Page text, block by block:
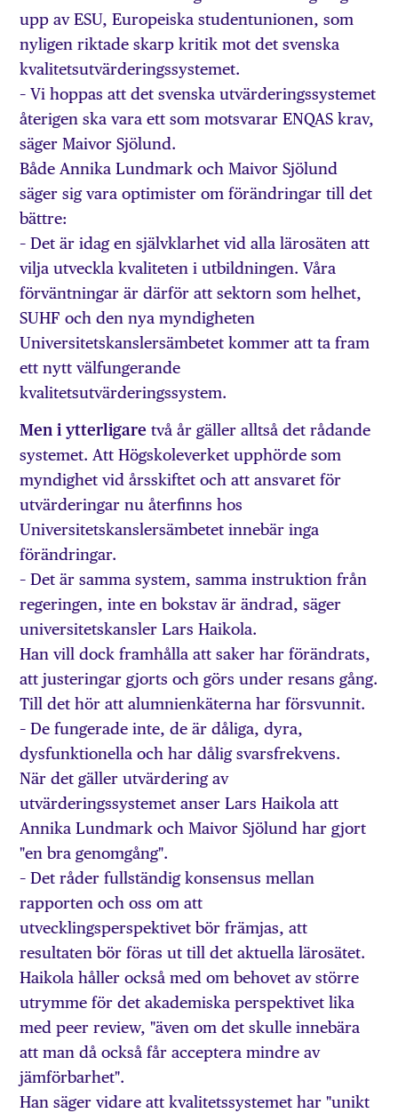
upp av ESU, Europeiska studentunionen, som
nyligen riktade skarp kritik mot det svenska
kvalitetsutvärderingssystemet.
– Vi hoppas att det svenska utvärderingssystemet
återigen ska vara ett som motsvarar ENQAS krav,
säger Maivor Sjölund.
Både Annika Lundmark och Maivor Sjölund
säger sig vara optimister om förändringar till det
bättre:
– Det är idag en självklarhet vid alla lärosäten att
vilja utveckla kvaliteten i utbildningen. Våra
förväntningar är därför att sektorn som helhet,
SUHF och den nya myndigheten
Universitetskanslersämbetet kommer att ta fram
ett nytt välfungerande
kvalitetsutvärderingssystem.
Men i ytterligare två år gäller alltså det rådande
systemet. Att Högskoleverket upphörde som
myndighet vid årsskiftet och att ansvaret för
utvärderingar nu återfinns hos
Universitetskanslersämbetet innebär inga
förändringar.
– Det är samma system, samma instruktion från
regeringen, inte en bokstav är ändrad, säger
universitetskansler Lars Haikola.
Han vill dock framhålla att saker har förändrats,
att justeringar gjorts och görs under resans gång.
Till det hör att alumnienkäterna har försvunnit.
– De fungerade inte, de är dåliga, dyra,
dysfunktionella och har dålig svarsfrekvens.
När det gäller utvärdering av
utvärderingssystemet anser Lars Haikola att
Annika Lundmark och Maivor Sjölund har gjort
"en bra genomgång".
– Det råder fullständig konsensus mellan
rapporten och oss om att
utvecklingsperspektivet bör främjas, att
resultaten bör föras ut till det aktuella lärosätet.
Haikola håller också med om behovet av större
utrymme för det akademiska perspektivet lika
med peer review, "även om det skulle innebära
att man då också får acceptera mindre av
jämförbarhet".
Han säger vidare att kvalitetssystemet har "unikt